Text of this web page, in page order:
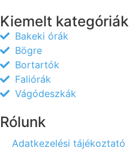
Kiemelt kategóriák
Bakeki órák
Bögre
Bortartók
Faliórák
Vágódeszkák
Rólunk
Adatkezelési tájékoztató